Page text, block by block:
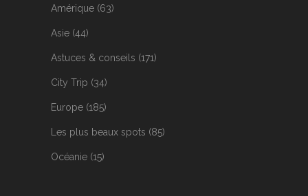
Amérique (63)
Asie (44)
Astuces & conseils (171)
City Trip (34)
Europe (185)
Les plus beaux spots (85)
Océanie (15)